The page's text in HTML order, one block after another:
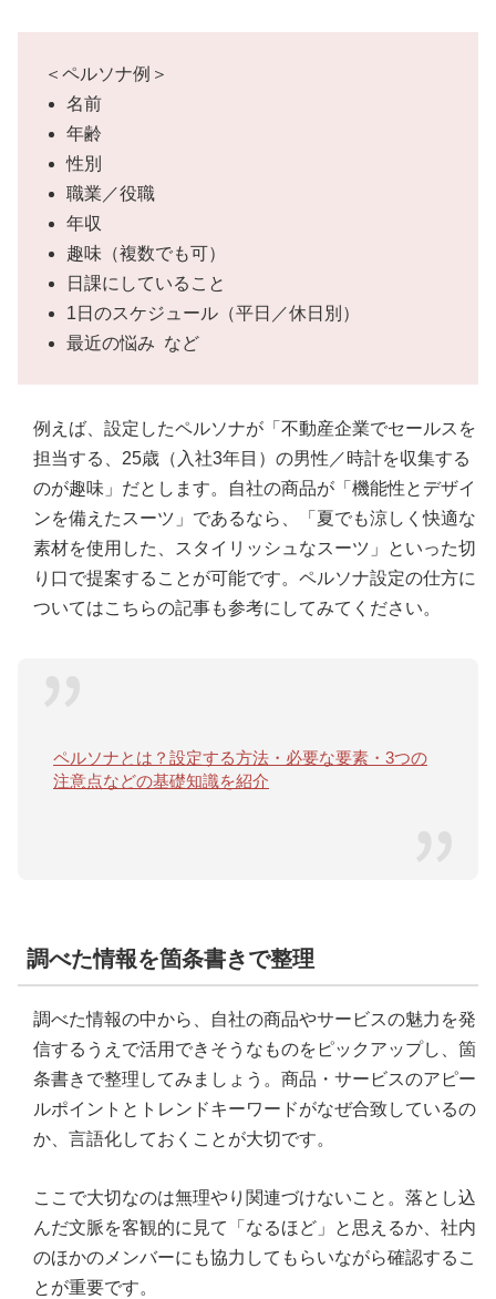
＜ペルソナ例＞
名前
年齢
性別
職業／役職
年収
趣味（複数でも可）
日課にしていること
1日のスケジュール（平日／休日別）
最近の悩み など
例えば、設定したペルソナが「不動産企業でセールスを
担当する、25歳（入社3年目）の男性／時計を収集する
のが趣味」だとします。自社の商品が「機能性とデザイ
ンを備えたスーツ」であるなら、「夏でも涼しく快適な
素材を使用した、スタイリッシュなスーツ」といった切
り口で提案することが可能です。ペルソナ設定の仕方に
ついてはこちらの記事も参考にしてみてください。
ペルソナとは？設定する方法・必要な要素・3つの
注意点などの基礎知識を紹介
調べた情報を箇条書きで整理
調べた情報の中から、自社の商品やサービスの魅力を発
信するうえで活用できそうなものをピックアップし、箇
条書きで整理してみましょう。商品・サービスのアピー
ルポイントとトレンドキーワードがなぜ合致しているの
か、言語化しておくことが大切です。
ここで大切なのは無理やり関連づけないこと。落とし込
んだ文脈を客観的に見て「なるほど」と思えるか、社内
のほかのメンバーにも協力してもらいながら確認するこ
とが重要です。